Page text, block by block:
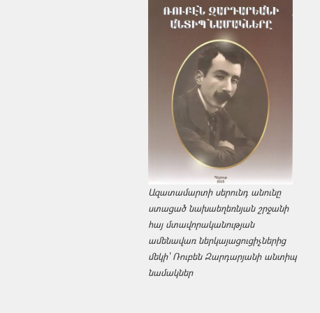
Ազատամարտի սերունդ անունը
ստացած նախաեղեռնյան շրջանի
հայ մտավորականության
ամենավառ ներկայացուցիչներից
մեկի՝ Ռուբեն Զարդարյանի անտիպ
նամակներ